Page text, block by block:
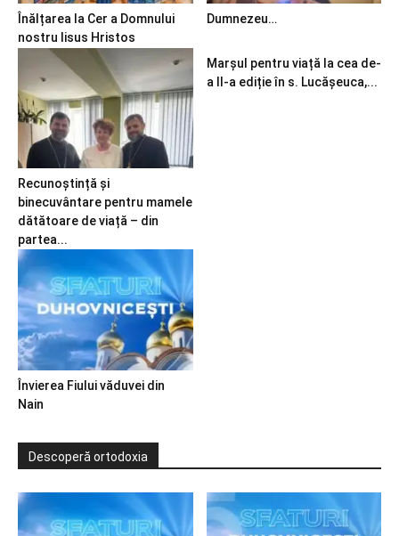
Înălțarea la Cer a Domnului
nostru Iisus Hristos
Dumnezeu…
Recunoștință și
binecuvântare pentru mamele
dătătoare de viață – din
partea...
Marșul pentru viață la cea de-
a II-a ediție în s. Lucășeuca,...
Învierea Fiului văduvei din
Nain
Descoperă ortodoxia